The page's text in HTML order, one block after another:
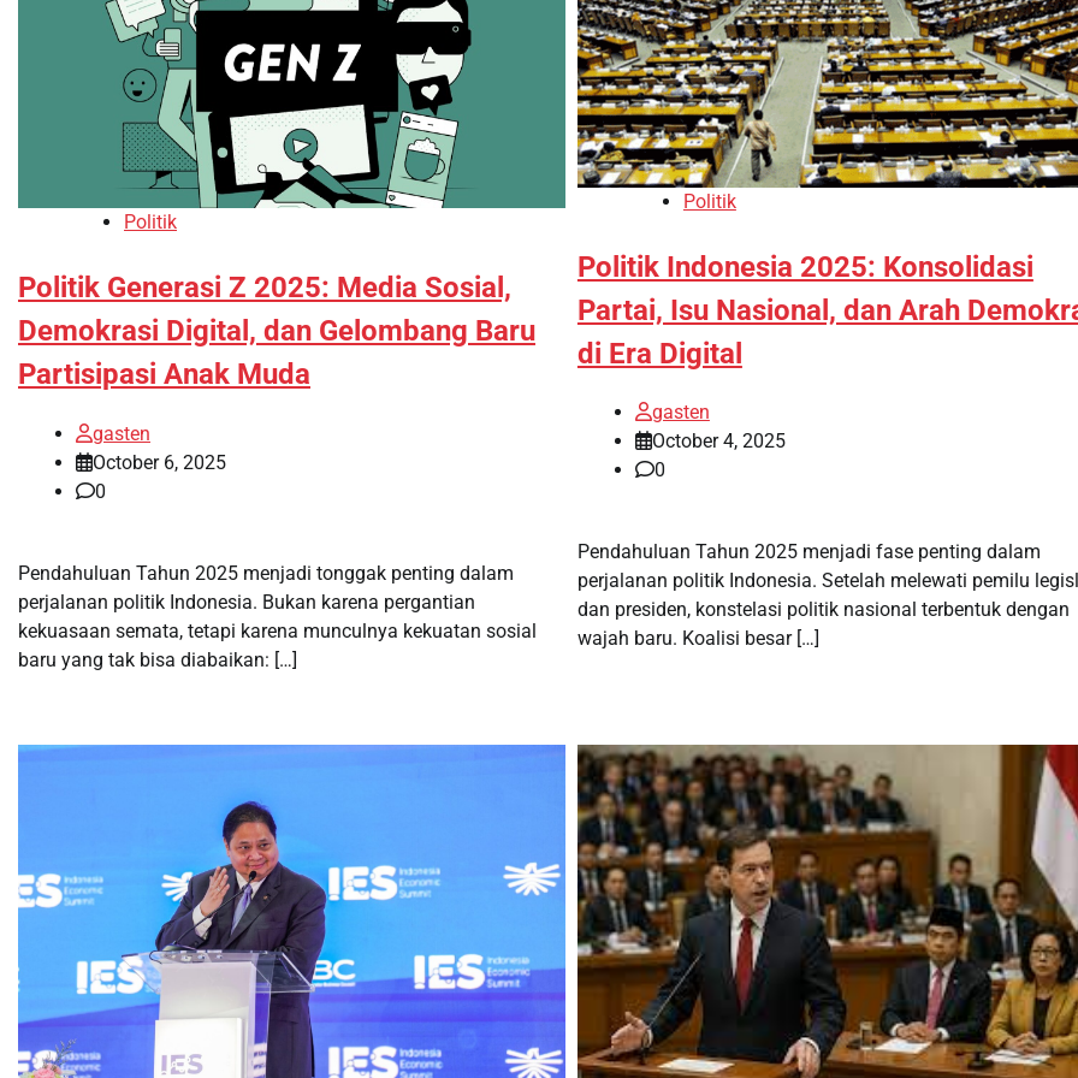
Politik
Politik Generasi Z 2025: Media Sosial,
Demokrasi Digital, dan Gelombang Baru
Partisipasi Anak Muda
gasten
October 6, 2025
0
Pendahuluan Tahun 2025 menjadi tonggak penting dalam
perjalanan politik Indonesia. Bukan karena pergantian
kekuasaan semata, tetapi karena munculnya kekuatan sosial
baru yang tak bisa diabaikan: […]
Politik
Politik Indonesia 2025: Konsolidasi
Partai, Isu Nasional, dan Arah
di Era Digital
gasten
October 4, 2025
0
Pendahuluan Tahun 2025 menjadi fase penting dalam
perjalanan politik Indonesia. Setelah melewati pemilu
dan presiden, konstelasi politik nasional terbentuk dengan
wajah baru. Koalisi besar […]